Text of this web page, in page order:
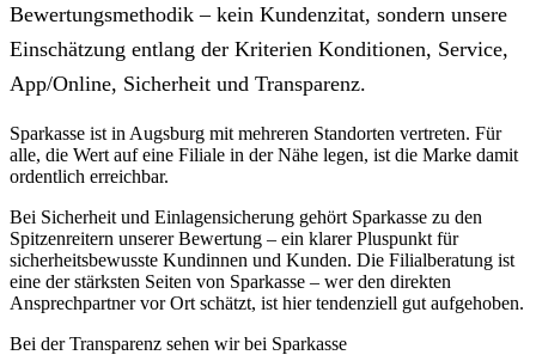
Bewertungsmethodik – kein Kundenzitat, sondern unsere
Einschätzung entlang der Kriterien Konditionen, Service,
App/Online, Sicherheit und Transparenz.
Sparkasse ist in Augsburg mit mehreren Standorten vertreten. Für
alle, die Wert auf eine Filiale in der Nähe legen, ist die Marke damit
ordentlich erreichbar.
Bei Sicherheit und Einlagensicherung gehört Sparkasse zu den
Spitzenreitern unserer Bewertung – ein klarer Pluspunkt für
sicherheitsbewusste Kundinnen und Kunden. Die Filialberatung ist
eine der stärksten Seiten von Sparkasse – wer den direkten
Ansprechpartner vor Ort schätzt, ist hier tendenziell gut aufgehoben.
Bei der Transparenz sehen wir bei Sparkasse